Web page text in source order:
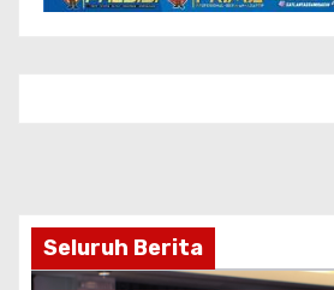
Seluruh Berita